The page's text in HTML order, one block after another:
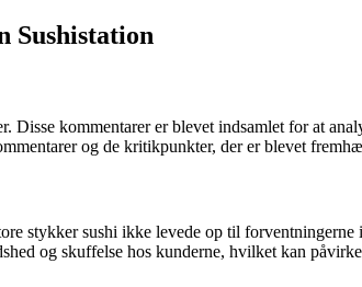
Sushistation
kommentarer er blevet indsamlet for at
og de kritikpunkter, der er blevet
stykker sushi ikke levede op til
og skuffelse hos kunderne, hvilket kan